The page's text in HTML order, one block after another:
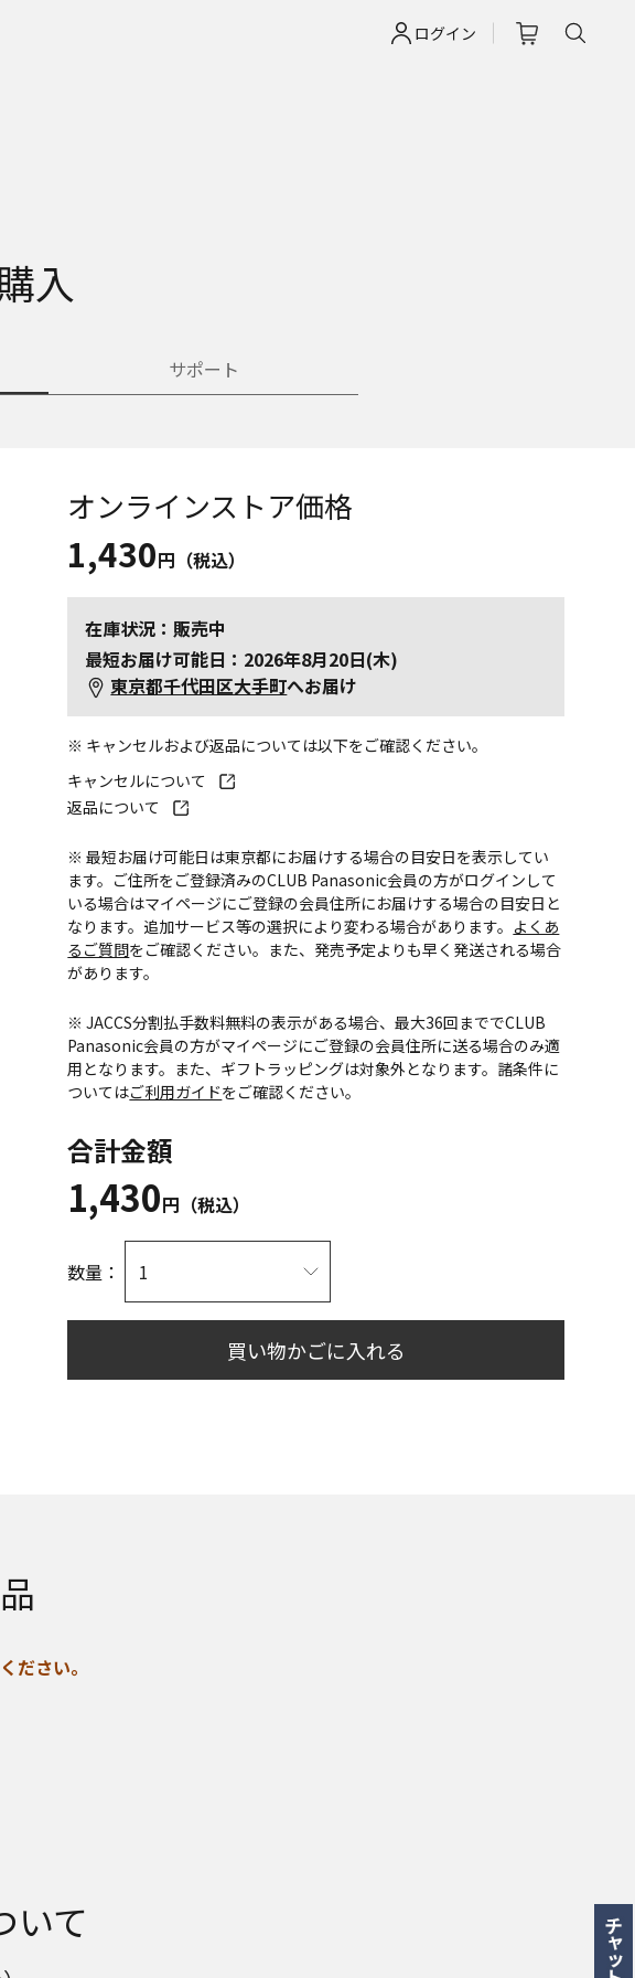
ログイン
入
サポート
オンラインストア価格
1,430円（税込）
在庫状況：販売中
最短お届け可能日：2026年8月20日(木)
東京都千代田区大手町へお届け
※ キャンセルおよび返品については以下をご確認ください。
キャンセルについて
返品について
※ 最短お届け可能日は東京都にお届けする場合の目安日を表示してい
ます。ご住所をご登録済みのCLUB Panasonic会員の方がログインして
いる場合はマイページにご登録の会員住所にお届けする場合の目安日と
なります。追加サービス等の選択により変わる場合があります。 よくあ
るご質問をご確認ください。また、発売予定よりも早く発送される場合
があります。
※ JACCS分割払手数料無料の表示がある場合、最大36回まででCLUB
Panasonic会員の方がマイページにご登録の会員住所に送る場合のみ適
用となります。また、ギフトラッピングは対象外となります。諸条件に
ついてはご利用ガイドをご確認ください。
合計金額
1,430円（税込）
数量：
買い物かごに入れる
ださい。
いて